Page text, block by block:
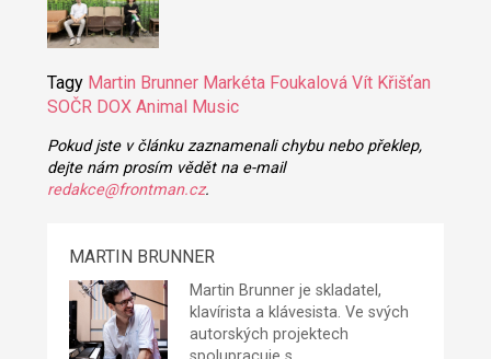
Tagy Martin Brunner Markéta Foukalová Vít Křišťan
SOČR DOX Animal Music
Pokud jste v článku zaznamenali chybu nebo překlep,
dejte nám prosím vědět na e-mail
redakce@frontman.cz.
MARTIN BRUNNER
Martin Brunner je skladatel,
klavírista a klávesista. Ve svých
autorských projektech